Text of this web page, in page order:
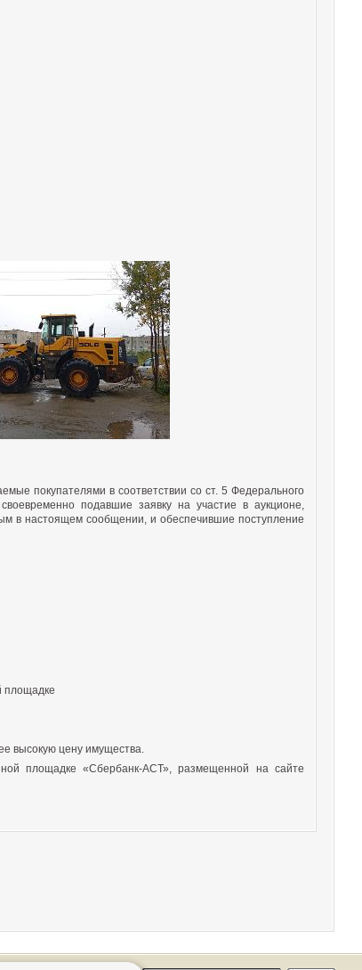
покупателями в соответствии со ст. 5 Федерального
подавшие заявку на участие в аукционе,
в настоящем сообщении, и обеспечившие поступление
площадке
высокую цену имущества.
площадке «Сбербанк-АСТ», размещенной на сайте